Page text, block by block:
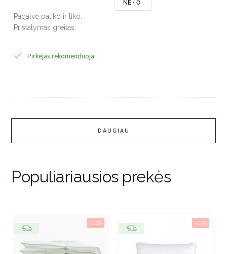
Pagalvė patiko ir tiko.
Pristatymas greitas.
Pirkėjas rekomenduoja
NE • 0
DAUGIAU
Populiariausios prekės
−15% −15%